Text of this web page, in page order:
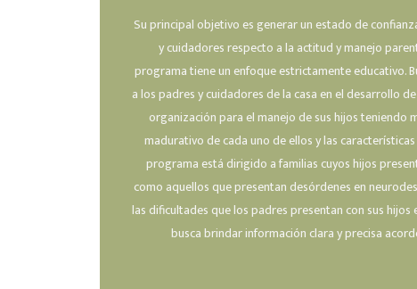
Su principal objetivo es generar un estado de
y cuidadores respecto a la actitud y manejo
programa tiene un enfoque estrictamente educativo.
a los padres y cuidadores de la casa en el desarrollo
organización para el manejo de sus hijos teniendo
madurativo de cada uno de ellos y las
programa está dirigido a familias cuyos hijos
como aquellos que presentan desórdenes en
las dificultades que los padres presentan con sus hijos
busca brindar información clara y precisa